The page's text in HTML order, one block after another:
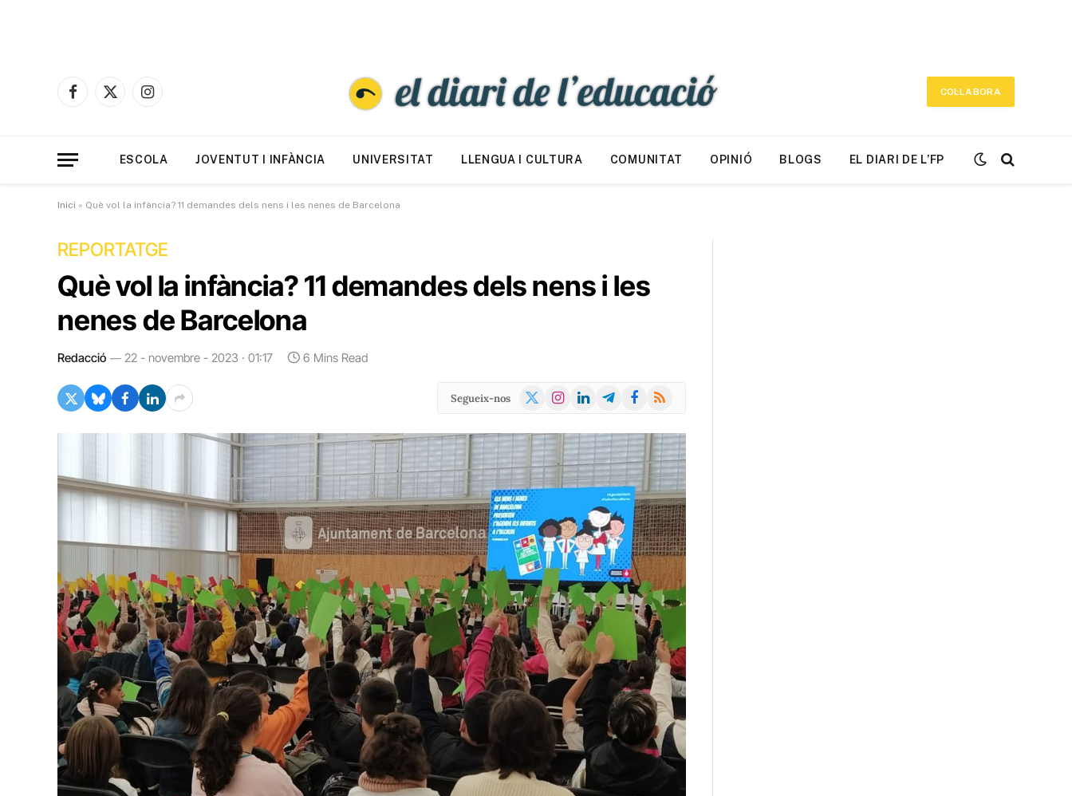
Facebook
X
Instagram
COL·LABORA
ESCOLA JOVENTUT I INFÀNCIA UNIVERSITAT LLENGUA I CULTURA COMUNITAT OPINIÓ BLOGS EL DIARI DE L’FP
Inici » Què vol la infància? 11 demandes dels nens i les nenes de Barcelona
REPORTATGE
Què vol la infància? 11 demandes dels nens i les
nenes de Barcelona
Redacció 22 - novembre - 2023 · 01:17 6 Mins Read
Segueix-nos
X
Instagram
LinkedInTelegramFacebook
RSS